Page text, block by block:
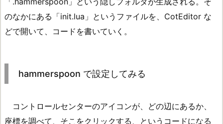
のなかにある「init.lua」というファイルを、CotEditor な
どで開いて、コードを書いていく。
hammerspoon で設定してみる
コントロールセンターのアイコンが、どの辺にあるか、
座標を調べて、そこをクリックする、というコードになる